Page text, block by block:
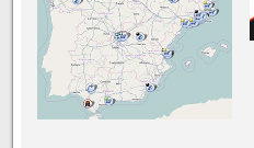
NÚMERO ACTUALHEMEROTECA